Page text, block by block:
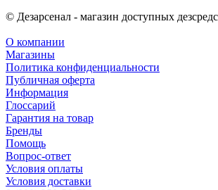
© Дезарсенал - магазин доступных
О компании
Магазины
Политика конфиденциальности
Публичная оферта
Информация
Глоссарий
Гарантия на товар
Бренды
Помощь
Вопрос-ответ
Условия оплаты
Условия доставки